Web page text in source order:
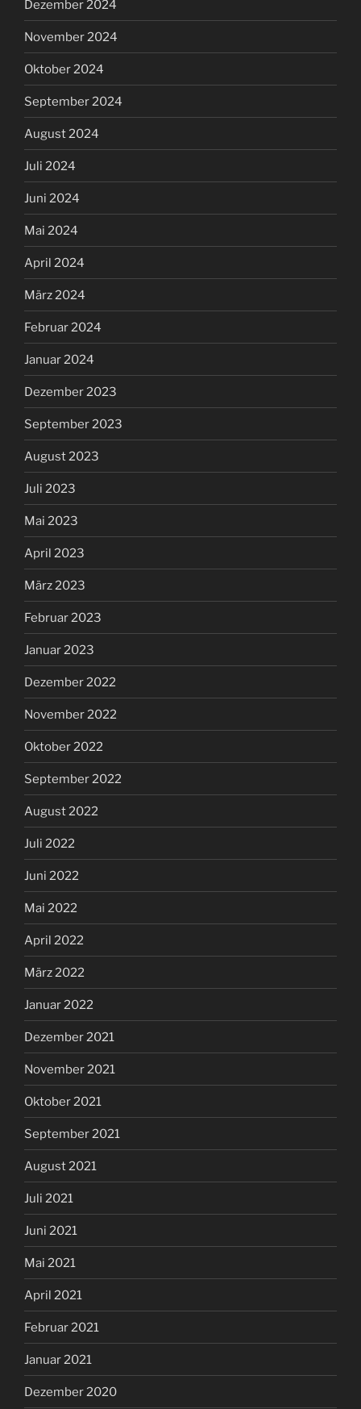
Dezember 2024
November 2024
Oktober 2024
September 2024
August 2024
Juli 2024
Juni 2024
Mai 2024
April 2024
März 2024
Februar 2024
Januar 2024
Dezember 2023
September 2023
August 2023
Juli 2023
Mai 2023
April 2023
März 2023
Februar 2023
Januar 2023
Dezember 2022
November 2022
Oktober 2022
September 2022
August 2022
Juli 2022
Juni 2022
Mai 2022
April 2022
März 2022
Januar 2022
Dezember 2021
November 2021
Oktober 2021
September 2021
August 2021
Juli 2021
Juni 2021
Mai 2021
April 2021
Februar 2021
Januar 2021
Dezember 2020